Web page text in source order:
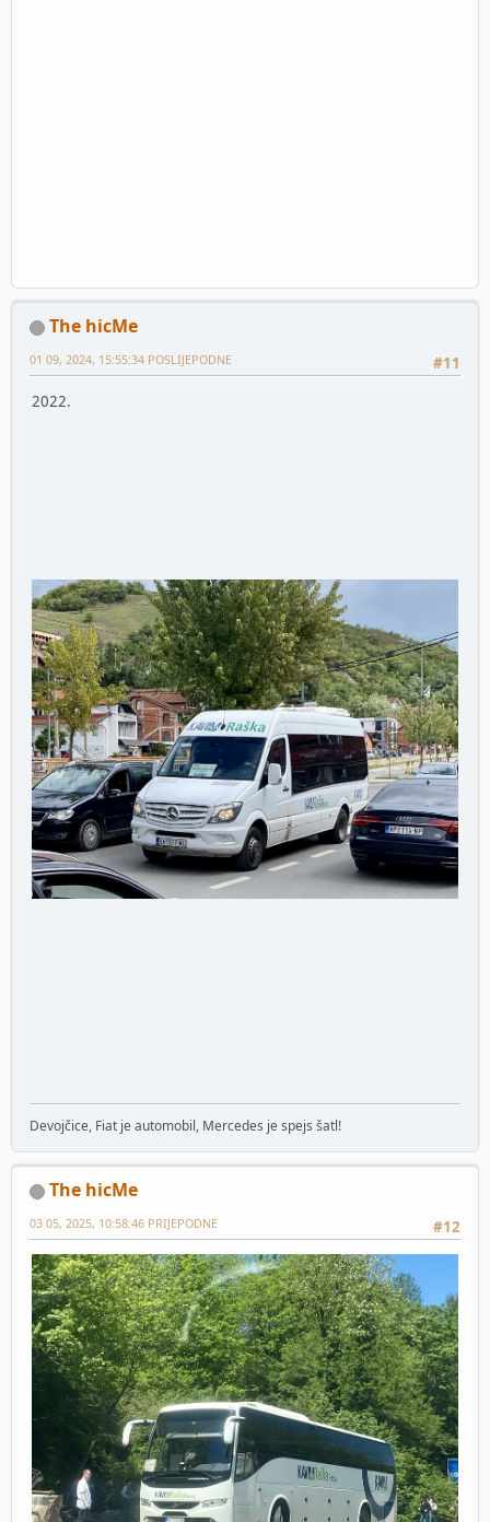
The hicMe
#11
01 09, 2024, 15:55:34 POSLIJEPODNE
2022.
Devojčice, Fiat je automobil, Mercedes je spejs šatl!
The hicMe
#12
03 05, 2025, 10:58:46 PRIJEPODNE